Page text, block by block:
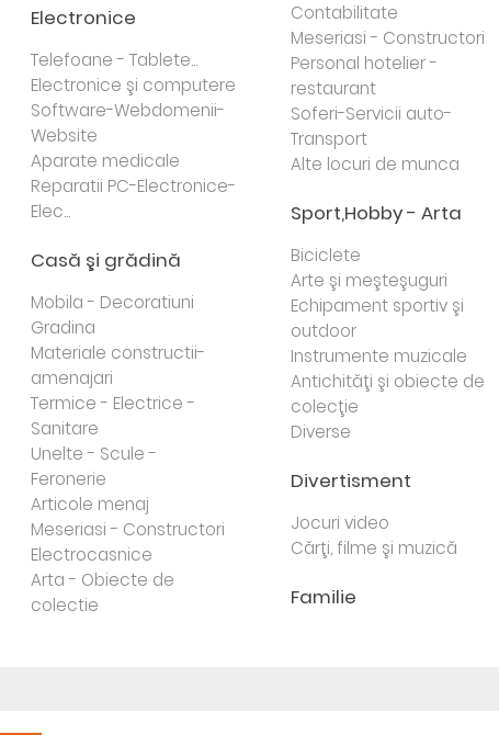
Electronice
Telefoane - Tablete...
Electronice şi computere
Software-Webdomenii-
Website
Aparate medicale
Reparatii PC-Electronice-
Elec...
Casă şi grădină
Mobila - Decoratiuni
Gradina
Materiale constructii-
amenajari
Termice - Electrice -
Sanitare
Unelte - Scule -
Feronerie
Articole menaj
Meseriasi - Constructori
Electrocasnice
Arta - Obiecte de
colectie
Contabilitate
Meseriasi - Constructori
Personal hotelier -
restaurant
Soferi-Servicii auto-
Transport
Alte locuri de munca
Sport,Hobby - Arta
Biciclete
Arte şi meşteşuguri
Echipament sportiv şi
outdoor
Instrumente muzicale
Antichităţi şi obiecte de
colecţie
Diverse
Divertisment
Jocuri video
Cărţi, filme şi muzică
Familie